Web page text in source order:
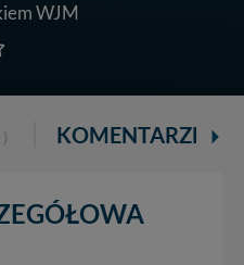
WJM
KOMENTARZE